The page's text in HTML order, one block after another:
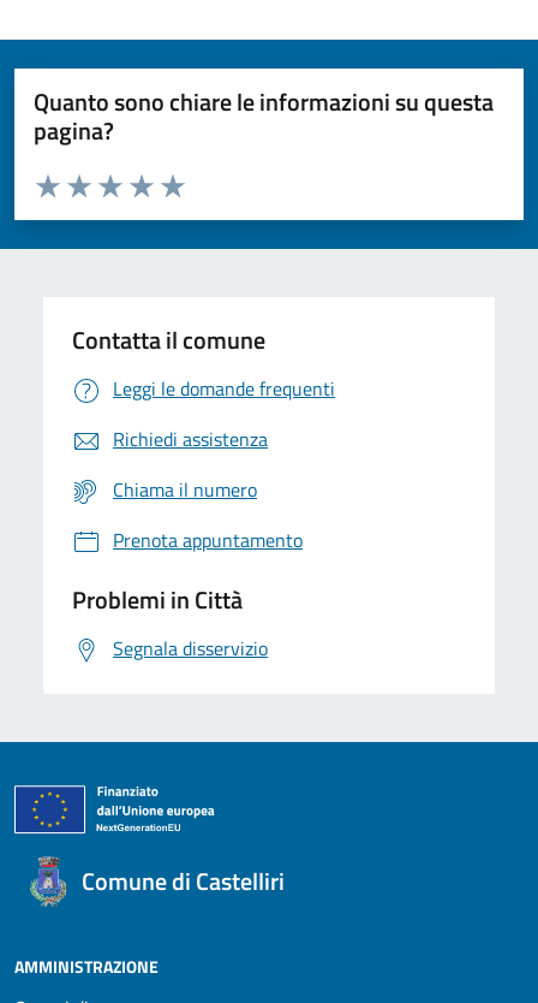
Quanto sono chiare le informazioni su questa
pagina?
Domanda
Valuta da 1 a 5 stelle la pagina
Valuta 5 stelle su 5
Valuta 4 stelle su 5
Valuta 3 stelle su 5
Valuta 2 stelle su 5
Valuta 1 stelle su 5
Contatta il comune
Leggi le domande frequenti
Richiedi assistenza
Chiama il numero
Prenota appuntamento
Problemi in Città
Segnala disservizio
Comune di Castelliri
AMMINISTRAZIONE